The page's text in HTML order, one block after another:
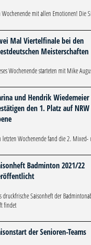
Wochenende mit allen Emotionen! Die
Mal Viertelfinale bei den
Meisterschaften
Wochenende starteten mit Mike
und Hendrik Wiedemeier
den 1. Platz auf NRW
letzten Wochenende fand die 2. Mixed-
Badminton 2021/22
druckfrische Saisonheft der
findet
der Senioren-Teams